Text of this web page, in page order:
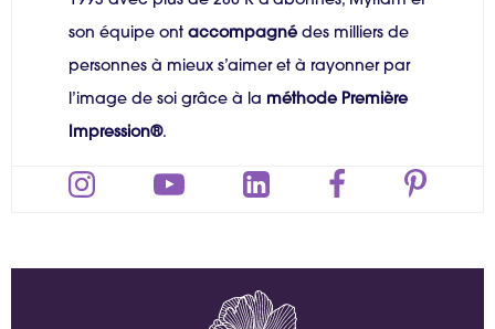
son équipe ont accompagnédes milliers de
personnes à mieux s’aimer et à rayonner par
l’image de soi grâce à la méthode Première
Impression®.